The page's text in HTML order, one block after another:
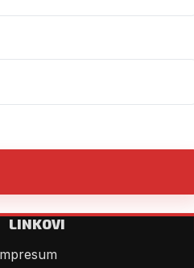
LINKOVI